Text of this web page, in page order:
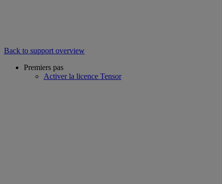
Back to support overview
Premiers pas
Activer la licence Tensor